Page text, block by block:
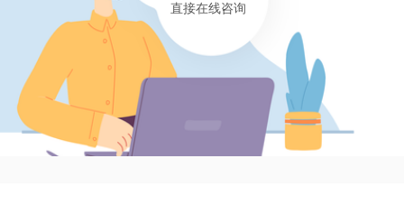
直接在线咨询